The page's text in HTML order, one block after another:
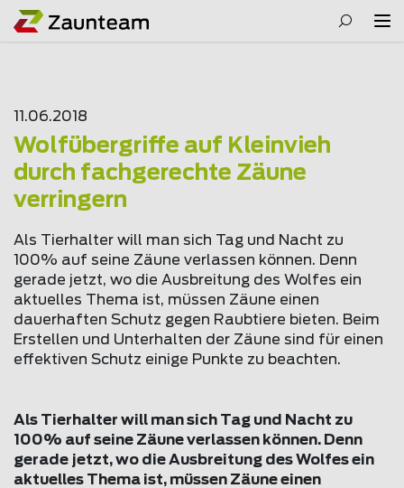
11.06.2018
Wolfübergriffe auf Kleinvieh
durch fachgerechte Zäune
verringern
Als Tierhalter will man sich Tag und Nacht zu
100% auf seine Zäune verlassen können. Denn
gerade jetzt, wo die Ausbreitung des Wolfes ein
aktuelles Thema ist, müssen Zäune einen
dauerhaften Schutz gegen Raubtiere bieten. Beim
Erstellen und Unterhalten der Zäune sind für einen
effektiven Schutz einige Punkte zu beachten.
Als Tierhalter will man sich Tag und Nacht zu
100% auf seine Zäune verlassen können. Denn
gerade jetzt, wo die Ausbreitung des Wolfes ein
aktuelles Thema ist, müssen Zäune einen